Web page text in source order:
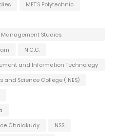
MET'S Polytechnic
Studies
N.C.C.
and Information Technology
and Science College ( NES)
Chalakudy
NSS